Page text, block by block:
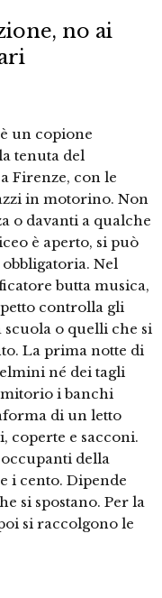
no ai
un copione
tenuta del
Firenze, con le
in motorino. Non
o davanti a qualche
è aperto, si può
Nel
butta musica,
controlla gli
o quelli che si
La prima notte di
né dei tagli
i banchi
di un letto
coperte e sacconi.
della
i cento. Dipende
si spostano. Per la
si raccolgono le